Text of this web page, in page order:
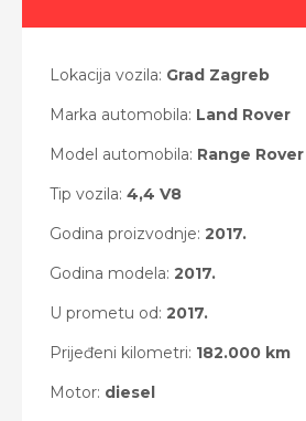
Lokacija vozila: Grad Zagreb
Marka automobila: Land Rover
Model automobila: Range Rover
Tip vozila: 4,4 V8
Godina proizvodnje: 2017.
Godina modela: 2017.
U prometu od: 2017.
Prijeđeni kilometri: 182.000 km
Motor: diesel